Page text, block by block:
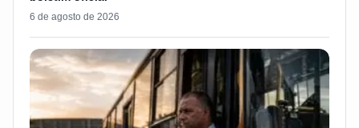
6 de agosto de 2026